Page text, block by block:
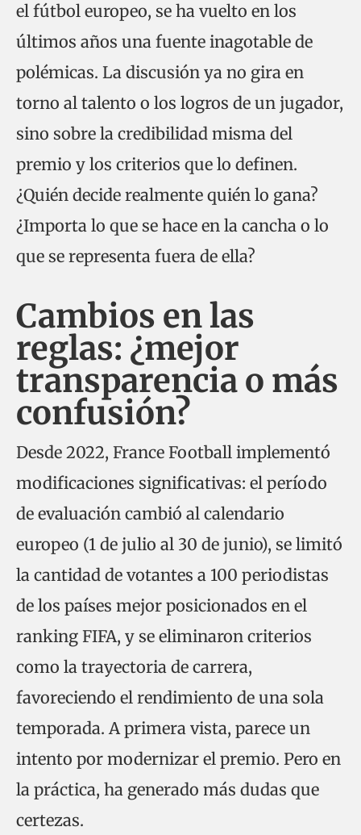
el fútbol europeo, se ha vuelto en los
últimos años una fuente inagotable de
polémicas. La discusión ya no gira en
torno al talento o los logros de un jugador,
sino sobre la credibilidad misma del
premio y los criterios que lo definen.
¿Quién decide realmente quién lo gana?
¿Importa lo que se hace en la cancha o lo
que se representa fuera de ella?
Cambios en las
reglas: ¿mejor
transparencia o más
confusión?
Desde 2022, France Football implementó
modificaciones significativas: el período
de evaluación cambió al calendario
europeo (1 de julio al 30 de junio), se limitó
la cantidad de votantes a 100 periodistas
de los países mejor posicionados en el
ranking FIFA, y se eliminaron criterios
como la trayectoria de carrera,
favoreciendo el rendimiento de una sola
temporada. A primera vista, parece un
intento por modernizar el premio. Pero en
la práctica, ha generado más dudas que
certezas.